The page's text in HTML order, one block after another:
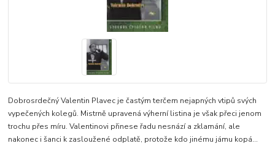
Dobrosrdečný Valentin Plavec je častým terčem nejapných vtipů svých
vypečených kolegů. Mistrně upravená výherní listina je však přeci jenom
trochu přes míru. Valentinovi přinese řadu nesnází a zklamání, ale
nakonec i šanci k zasloužené odplatě, protože kdo jinému jámu kopá...